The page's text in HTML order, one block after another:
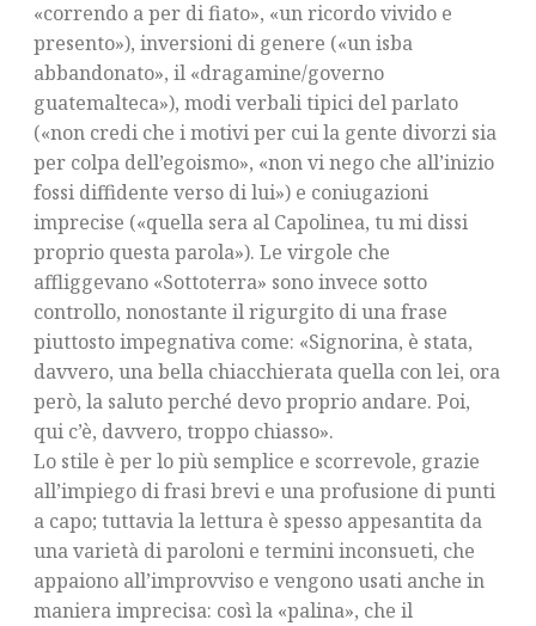
«correndo a per di fiato», «un ricordo vivido e
presento»), inversioni di genere («un isba
abbandonato», il «dragamine/governo
guatemalteca»), modi verbali tipici del parlato
(«non credi che i motivi per cui la gente divorzi sia
per colpa dell’egoismo», «non vi nego che all’inizio
fossi diffidente verso di lui») e coniugazioni
imprecise («quella sera al Capolinea, tu mi dissi
proprio questa parola»). Le virgole che
affliggevano «Sottoterra» sono invece sotto
controllo, nonostante il rigurgito di una frase
piuttosto impegnativa come: «Signorina, è stata,
davvero, una bella chiacchierata quella con lei, ora
però, la saluto perché devo proprio andare. Poi,
qui c’è, davvero, troppo chiasso».
Lo stile è per lo più semplice e scorrevole, grazie
all’impiego di frasi brevi e una profusione di punti
a capo; tuttavia la lettura è spesso appesantita da
una varietà di paroloni e termini inconsueti, che
appaiono all’improvviso e vengono usati anche in
maniera imprecisa: così la «palina», che il